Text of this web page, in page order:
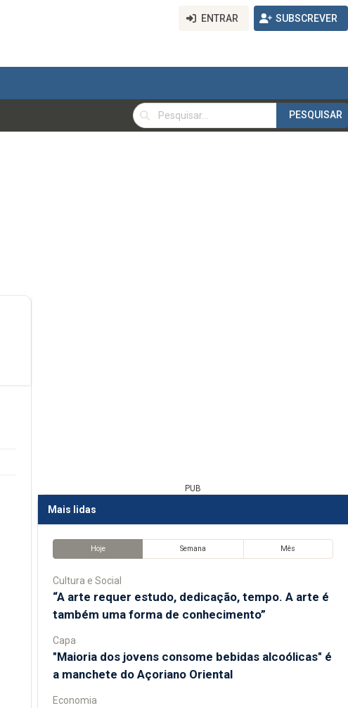
ENTRAR SUBSCREVER
PESQUISAR
PESQUISAR
PUB
Mais lidas
Hoje Semana Mês
Cultura e Social
“A arte requer estudo, dedicação, tempo. A arte é
também uma forma de conhecimento”
Capa
"Maioria dos jovens consome bebidas alcoólicas" é
a manchete do Açoriano Oriental
Economia